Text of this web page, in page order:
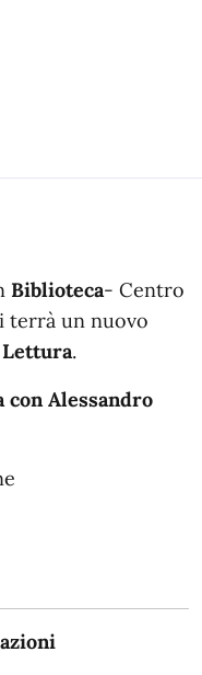
Biblioteca- Centro
terrà un nuovo
.
con Alessandro